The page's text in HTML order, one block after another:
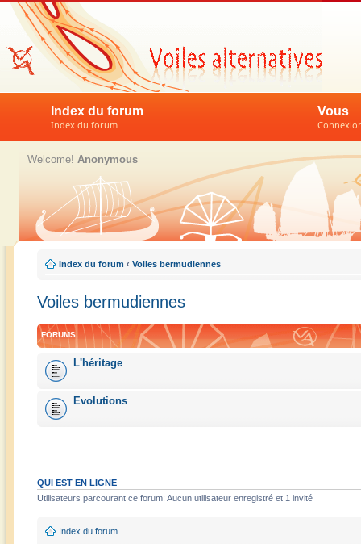
Index du forum
Index du forum
Vous
Welcome! Anonymous
Index du forum ‹ Voiles bermudiennes
Voiles bermudiennes
FORUMS
L'héritage
Évolutions
QUI EST EN LIGNE
Utilisateurs parcourant ce forum: Aucun utilisateur enregistré et 1 invité
Index du forum